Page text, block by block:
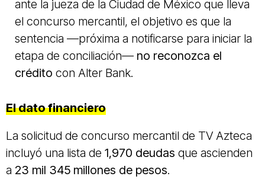
ante la jueza de la Ciudad de México que lleva
el concurso mercantil, el objetivo es que la
sentencia —próxima a notificarse para iniciar la
etapa de conciliación— no reconozca el
crédito con Alter Bank.
El dato financiero
La solicitud de concurso mercantil de TV Azteca
incluyó una lista de 1,970 deudas que ascienden
a 23 mil 345 millones de pesos.